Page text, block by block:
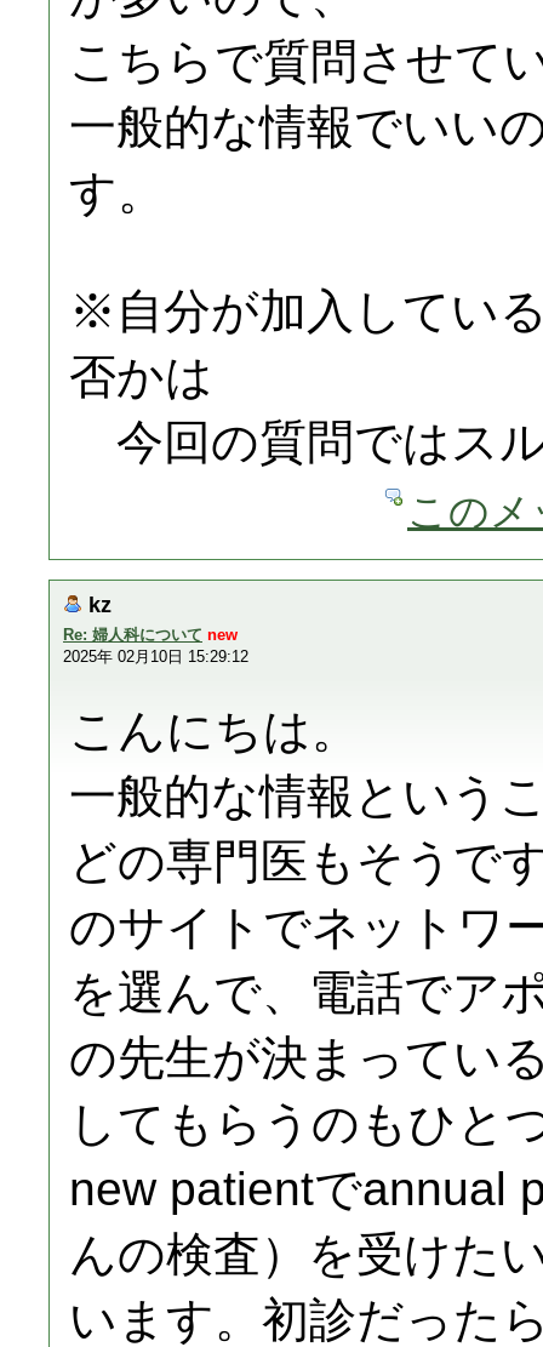
こちらで質問させて
一般的な情報でいい
す。
※自分が加入してい
否かは
今回の質問ではス
この
kz
Re: 婦人科について new
2025年 02月10日 15:29:12
こんにちは。
一般的な情報という
どの専門医もそうで
のサイトでネットワ
を選んで、電話でア
の先生が決まってい
してもらうのもひと
new patientでannual
んの検査）を受けた
います。初診だった